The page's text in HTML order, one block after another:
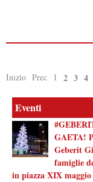
Inizio Prec 1 2 3 4
Eventi
GAETA!
Geberit
famiglie
in piazza XIX maggio